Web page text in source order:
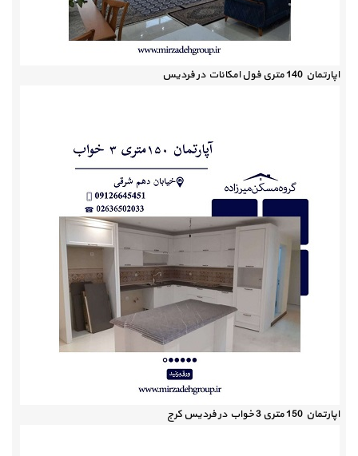
اپارتمان 140 متری فول امکانات در فردیس
اپارتمان 150 متری 3 خواب در فردیس کرج